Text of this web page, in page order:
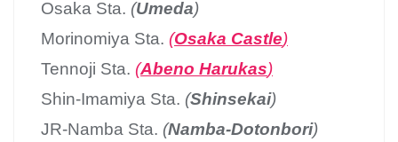
Osaka Sta. (Umeda)
Morinomiya Sta. (Osaka Castle)
Tennoji Sta. (Abeno Harukas)
Shin-Imamiya Sta. (Shinsekai)
JR-Namba Sta. (Namba-Dotonbori)